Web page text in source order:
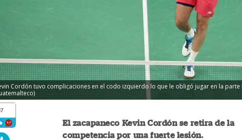
Cordón tuvo complicaciones en el codo izquierdo lo que le obligó jugar en la
El zacapaneco Kevin Cordón se retira de la
competencia por una fuerte lesión.